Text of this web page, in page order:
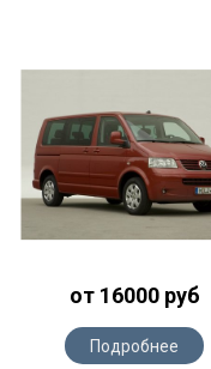
от 16000 руб
Подробнее